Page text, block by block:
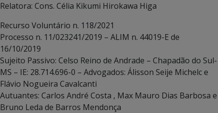
Relatora: Cons. Célia Kikumi Hirokawa Higa
Recurso Voluntário n. 118/2021
Processo n. 11/023241/2019 – ALIM n. 44019-E de
16/10/2019
Sujeito Passivo: Celso Reino de Andrade – Chapadão do Sul-
MS – IE: 28.714.696-0 – Advogados: Álisson Seije Michelc e
Flávio Nogueira Cavalcanti
Autuantes: Carlos André Costa , Max Mauro Dias Barbosa e
Bruno Leda de Barros Mendonça